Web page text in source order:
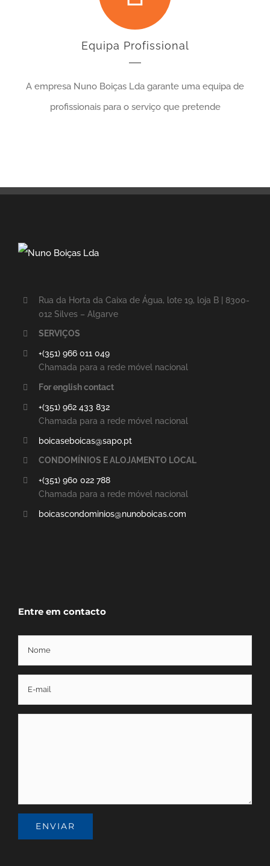
Equipa Profissional
A empresa Nuno Boiças Lda garante uma equipa de
profissionais para o serviço que pretende
Rua da Horta da Caixa de Água, lote 19, loja B | 8300-
012 Silves – Algarve
SERVIÇOS
+(351) 966 011 049
Chamada para a rede móvel nacional
For english contact
+(351) 962 433 832
Chamada para a rede móvel nacional
boicaseboicas@sapo.pt
CONDOMÍNIOS E ALOJAMENTO LOCAL
+(351) 960 022 788
Chamada para a rede móvel nacional
boicascondominios@nunoboicas.com
Entre em contacto